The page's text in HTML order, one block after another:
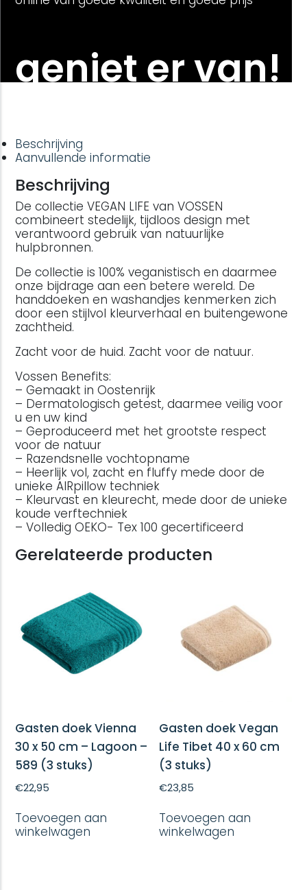
geniet er van!
Beschrijving
Aanvullende informatie
Beschrijving
De collectie VEGAN LIFE van VOSSEN
combineert stedelijk, tijdloos design met
verantwoord gebruik van natuurlijke
hulpbronnen.
De collectie is 100% veganistisch en daarmee
onze bijdrage aan een betere wereld. De
handdoeken en washandjes kenmerken zich
door een stijlvol kleurverhaal en buitengewone
zachtheid.
Zacht voor de huid. Zacht voor de natuur.
Vossen Benefits:
– Gemaakt in Oostenrijk
– Dermatologisch getest, daarmee veilig voor
u en uw kind
– Geproduceerd met het grootste respect
voor de natuur
– Razendsnelle vochtopname
– Heerlijk vol, zacht en fluffy mede door de
unieke AIRpillow techniek
– Kleurvast en kleurecht, mede door de unieke
koude verftechniek
– Volledig OEKO- Tex 100 gecertificeerd
Gerelateerde producten
Gasten doek Vienna
30 x 50 cm – Lagoon –
589 (3 stuks)
€22,95
Toevoegen aan
winkelwagen
Gasten doek Vegan
Life Tibet 40 x 60 cm
(3 stuks)
€23,85
Toevoegen aan
winkelwagen